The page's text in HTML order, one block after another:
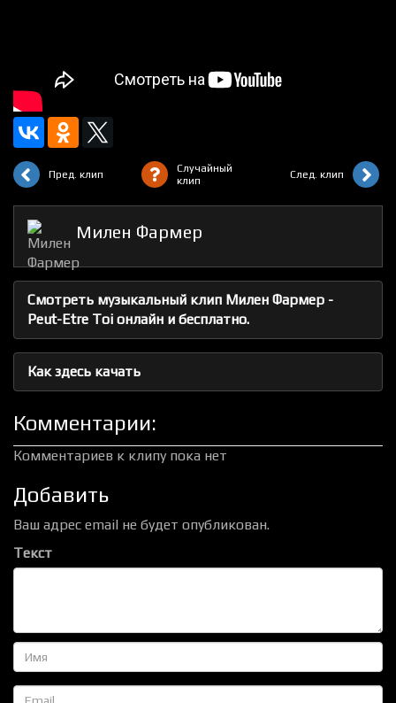
Пред. клип
Случайный
клип
След. клип
Милен Фармер
Смотреть музыкальный клип Милен Фармер -
Peut-Etre Toi онлайн и бесплатно.
Как здесь качать
Комментарии:
Комментариев к клипу пока нет
Добавить
Ваш адрес email не будет опубликован.
Текст
Имя
Email